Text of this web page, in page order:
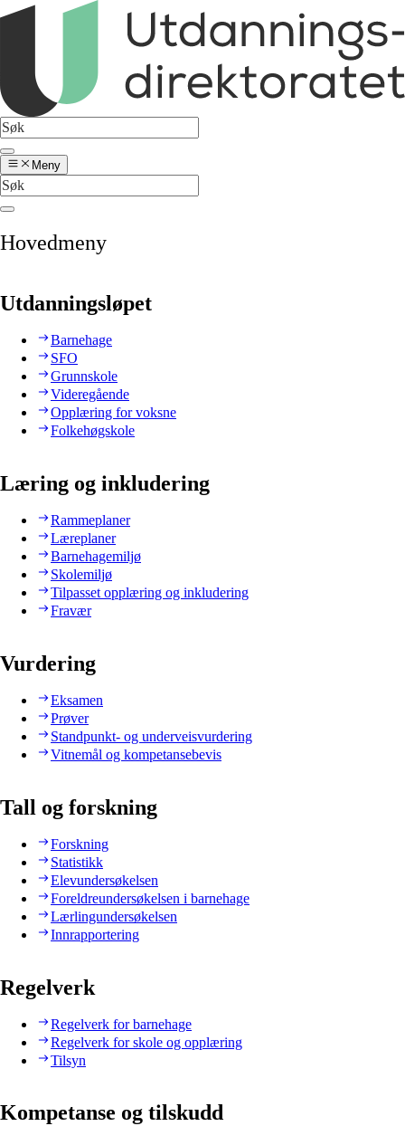
Meny
Hovedmeny
Utdanningsløpet
Barnehage
SFO
Grunnskole
Videregående
Opplæring for voksne
Folkehøgskole
Læring og inkludering
Rammeplaner
Læreplaner
Barnehagemiljø
Skolemiljø
Tilpasset opplæring og inkludering
Fravær
Vurdering
Eksamen
Prøver
Standpunkt- og underveisvurdering
Vitnemål og kompetansebevis
Tall og forskning
Forskning
Statistikk
Elevundersøkelsen
Foreldreundersøkelsen i barnehage
Lærlingundersøkelsen
Innrapportering
Regelverk
Regelverk for barnehage
Regelverk for skole og opplæring
Tilsyn
Kompetanse og tilskudd